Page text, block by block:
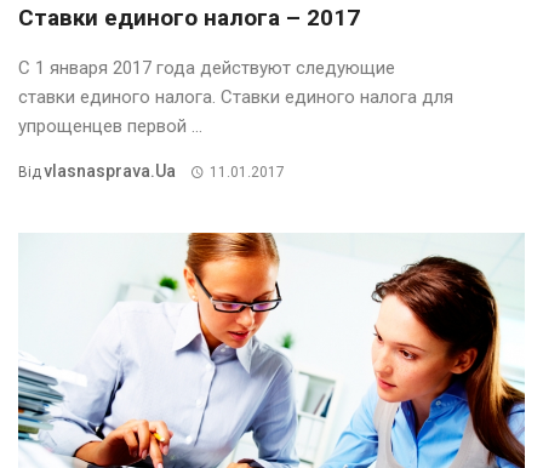
Ставки единого налога – 2017
С 1 января 2017 года действуют следующие
ставки единого налога. Ставки единого налога для
упрощенцев первой ...
Від Vlasnasprava.ua 11.01.2017